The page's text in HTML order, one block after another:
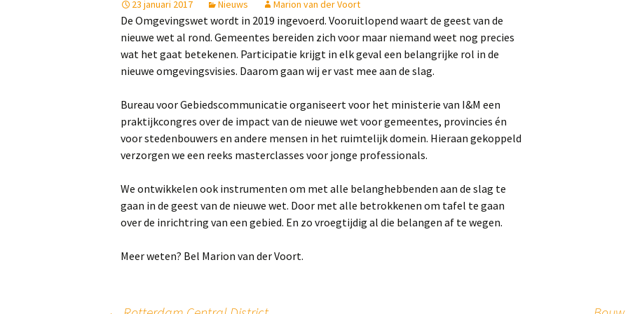
23 januari 2017 Nieuws Marion van der Voort
De Omgevingswet wordt in 2019 ingevoerd. Vooruitlopend waart de geest van de
nieuwe wet al rond. Gemeentes bereiden zich voor maar niemand weet nog precies
wat het gaat betekenen. Participatie krijgt in elk geval een belangrijke rol in de
nieuwe omgevingsvisies. Daarom gaan wij er vast mee aan de slag.
Bureau voor Gebiedscommunicatie organiseert voor het ministerie van I&M een
praktijkcongres over de impact van de nieuwe wet voor gemeentes, provincies én
voor stedenbouwers en andere mensen in het ruimtelijk domein. Hieraan gekoppeld
verzorgen we een reeks masterclasses voor jonge professionals.
We ontwikkelen ook instrumenten om met alle belanghebbenden aan de slag te
gaan in de geest van de nieuwe wet. Door met alle betrokkenen om tafel te gaan
over de inrichtring van een gebied. En zo vroegtijdig al die belangen af te wegen.
Meer weten? Bel Marion van der Voort.